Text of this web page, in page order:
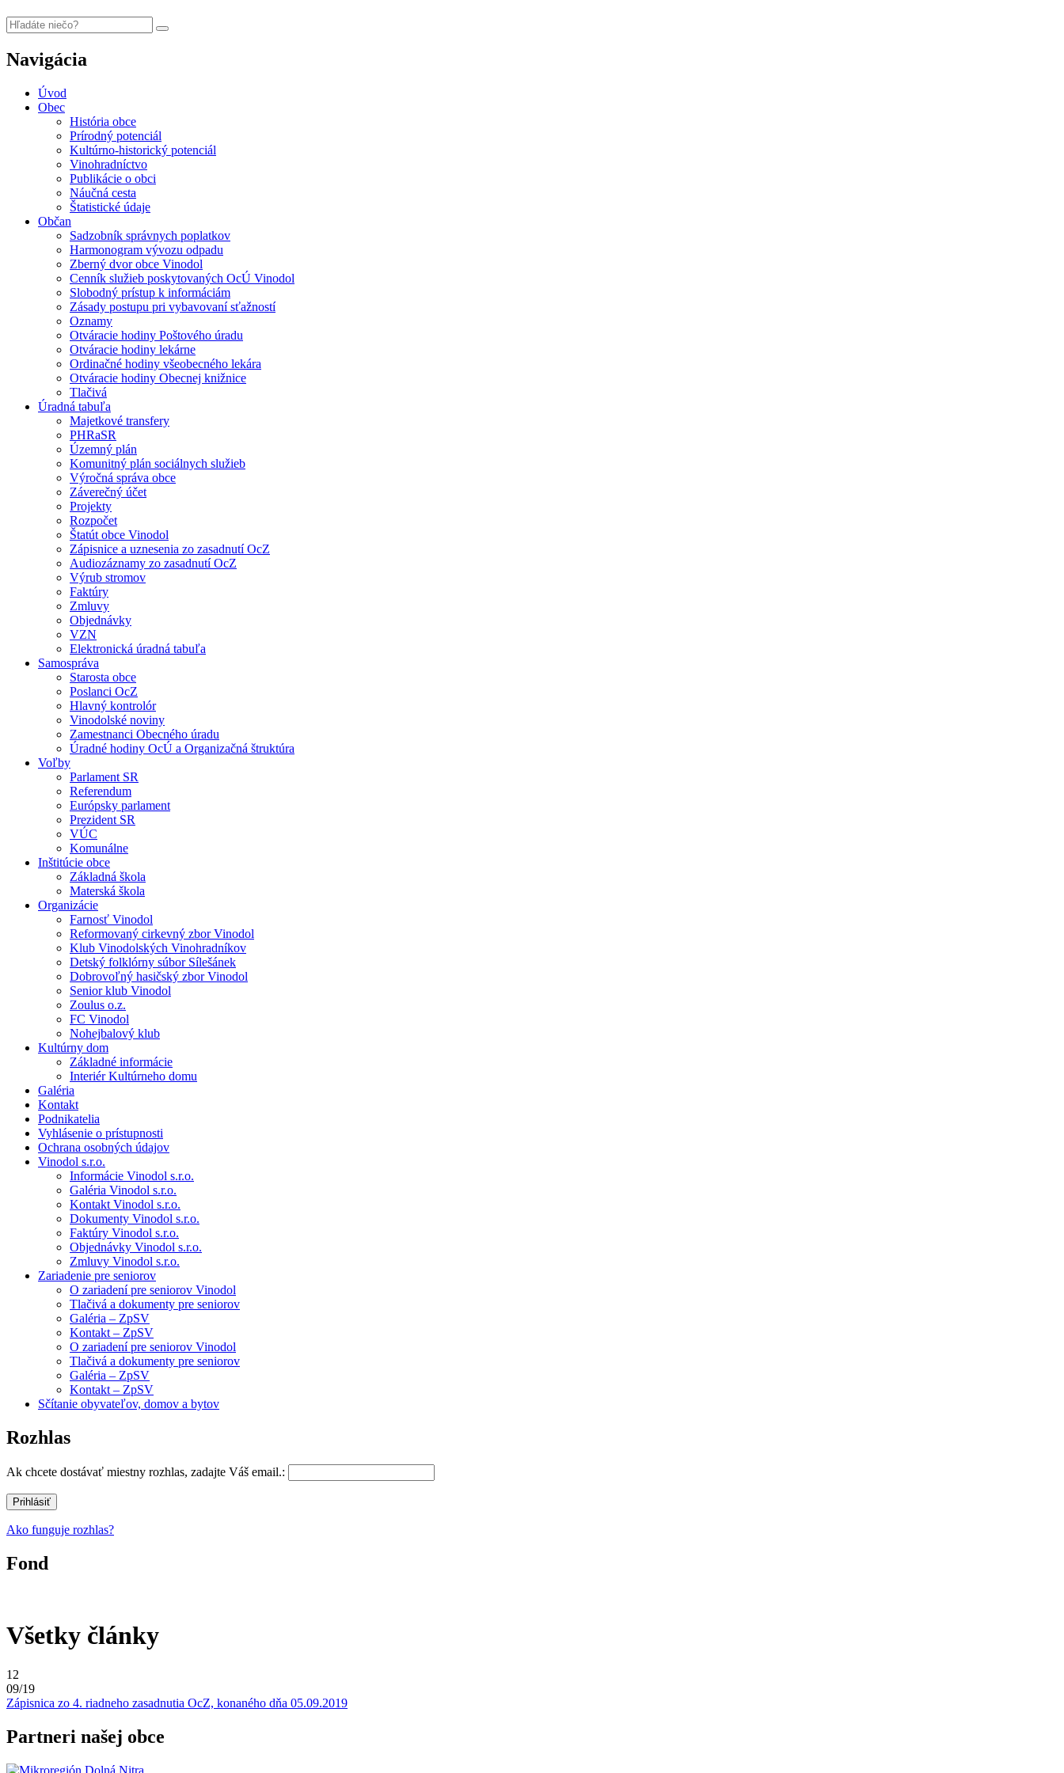
Navigácia
Úvod
Obec
História obce
Prírodný potenciál
Kultúrno-historický potenciál
Vinohradníctvo
Publikácie o obci
Náučná cesta
Štatistické údaje
Občan
Sadzobník správnych poplatkov
Harmonogram vývozu odpadu
Zberný dvor obce Vinodol
Cenník služieb poskytovaných OcÚ Vinodol
Slobodný prístup k informáciám
Zásady postupu pri vybavovaní sťažností
Oznamy
Otváracie hodiny Poštového úradu
Otváracie hodiny lekárne
Ordinačné hodiny všeobecného lekára
Otváracie hodiny Obecnej knižnice
Tlačivá
Úradná tabuľa
Majetkové transfery
PHRaSR
Územný plán
Komunitný plán sociálnych služieb
Výročná správa obce
Záverečný účet
Projekty
Rozpočet
Štatút obce Vinodol
Zápisnice a uznesenia zo zasadnutí OcZ
Audiozáznamy zo zasadnutí OcZ
Výrub stromov
Faktúry
Zmluvy
Objednávky
VZN
Elektronická úradná tabuľa
Samospráva
Starosta obce
Poslanci OcZ
Hlavný kontrolór
Vinodolské noviny
Zamestnanci Obecného úradu
Úradné hodiny OcÚ a Organizačná štruktúra
Voľby
Parlament SR
Referendum
Európsky parlament
Prezident SR
VÚC
Komunálne
Inštitúcie obce
Základná škola
Materská škola
Organizácie
Farnosť Vinodol
Reformovaný cirkevný zbor Vinodol
Klub Vinodolských Vinohradníkov
Detský folklórny súbor Sílešánek
Dobrovoľný hasičský zbor Vinodol
Senior klub Vinodol
Zoulus o.z.
FC Vinodol
Nohejbalový klub
Kultúrny dom
Základné informácie
Interiér Kultúrneho domu
Galéria
Kontakt
Podnikatelia
Vyhlásenie o prístupnosti
Ochrana osobných údajov
Vinodol s.r.o.
Informácie Vinodol s.r.o.
Galéria Vinodol s.r.o.
Kontakt Vinodol s.r.o.
Dokumenty Vinodol s.r.o.
Faktúry Vinodol s.r.o.
Objednávky Vinodol s.r.o.
Zmluvy Vinodol s.r.o.
Zariadenie pre seniorov
O zariadení pre seniorov Vinodol
Tlačivá a dokumenty pre seniorov
Galéria – ZpSV
Kontakt – ZpSV
O zariadení pre seniorov Vinodol
Tlačivá a dokumenty pre seniorov
Galéria – ZpSV
Kontakt – ZpSV
Sčítanie obyvateľov, domov a bytov
Rozhlas
Ak chcete dostávať miestny rozhlas, zadajte Váš email.:
Ako funguje rozhlas?
Fond
Všetky články
12
09/19
Zápisnica zo 4. riadneho zasadnutia OcZ, konaného dňa 05.09.2019
Partneri našej obce